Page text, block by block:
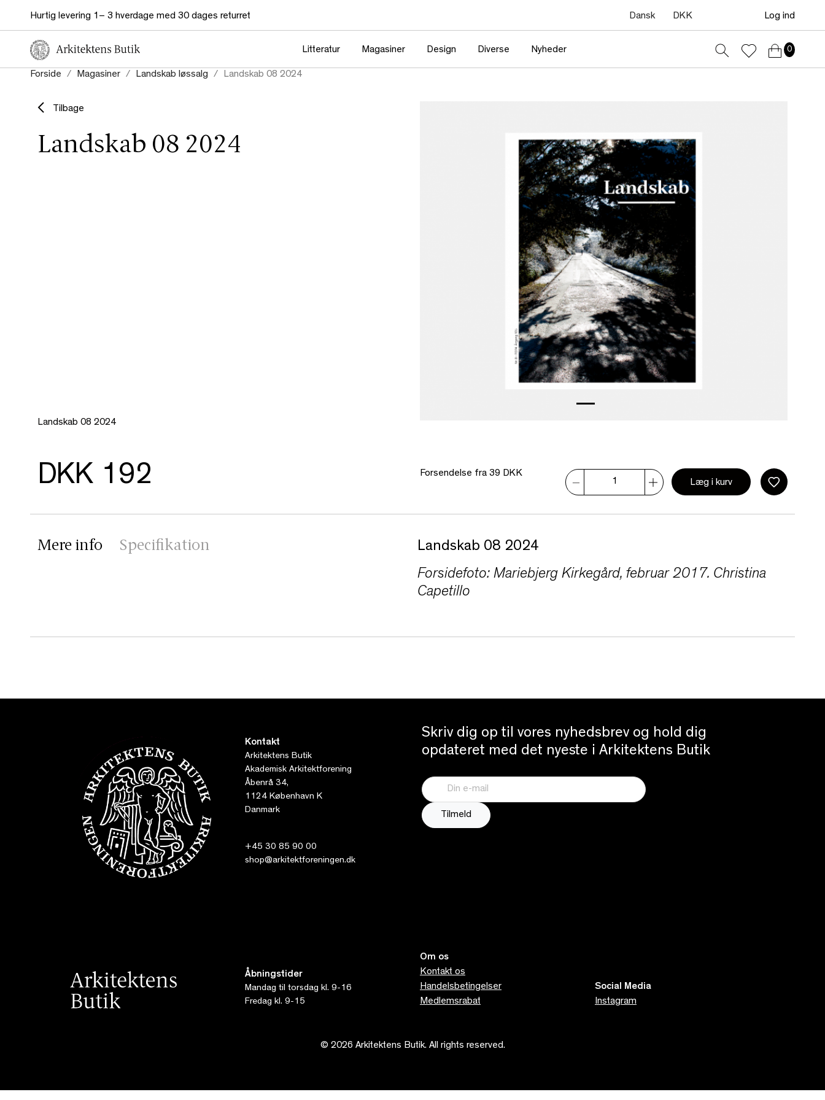
Hurtig levering 1– 3 hverdage med 30 dages returret Dansk DKK Log ind
Litteratur Magasiner Design Diverse Nyheder 0
Forside Magasiner Landskab løssalg Landskab 08 2024
Tilbage
Landskab 08 2024
Landskab 08 2024
DKK 192
Forsendelse fra 39 DKK
Læg i kurv
Mere info Specifikation
Landskab 08 2024
Forsidefoto: Mariebjerg Kirkegård, februar 2017. Christina
Capetillo
Kontakt
Arkitektens Butik
Akademisk Arkitektforening
Åbenrå 34,
1124 København K
Danmark
+45 30 85 90 00
shop@arkitektforeningen.dk
Skriv dig op til vores nyhedsbrev og hold dig
opdateret med det nyeste i Arkitektens Butik
Åbningstider
Mandag til torsdag kl. 9-16
Fredag kl. 9-15
Om os
Kontakt os
Handelsbetingelser
Medlemsrabat
Social Media
Instagram
© 2026 Arkitektens Butik. All rights reserved.